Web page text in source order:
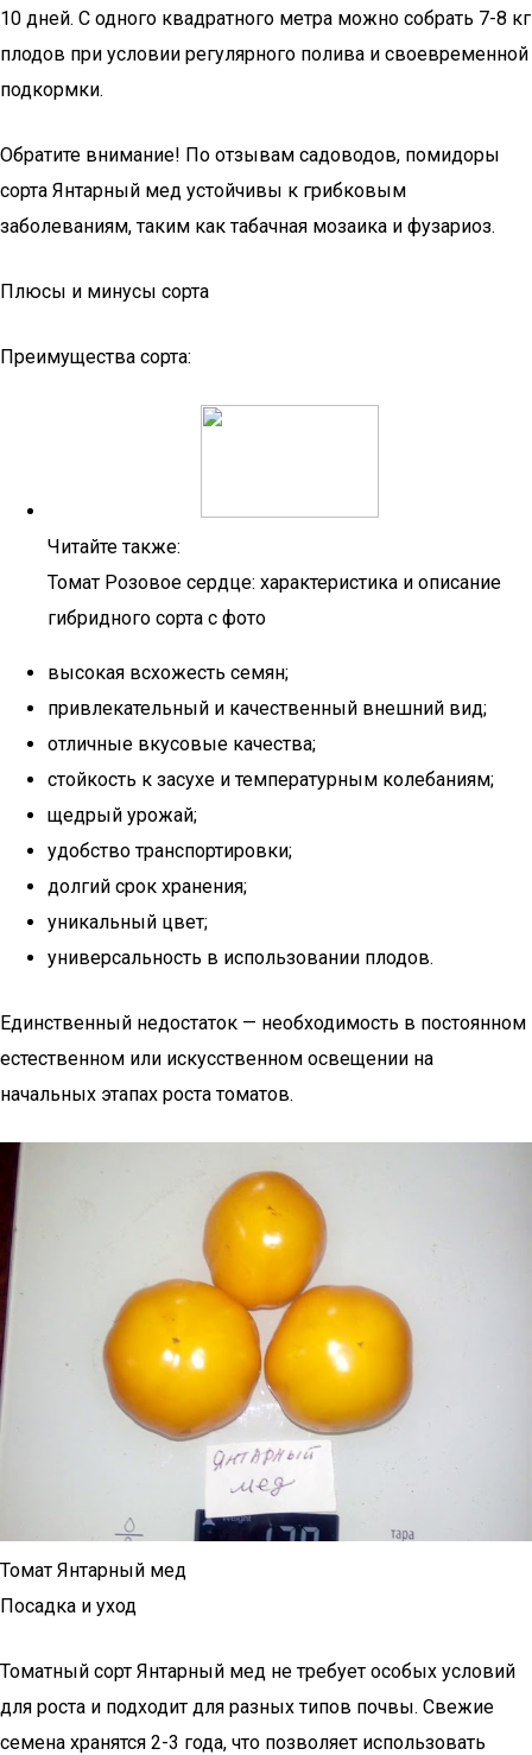
10 дней. С одного квадратного метра можно собрать 7-8 кг
плодов при условии регулярного полива и своевременной
подкормки.
Обратите внимание! По отзывам садоводов, помидоры
сорта Янтарный мед устойчивы к грибковым
заболеваниям, таким как табачная мозаика и фузариоз.
Плюсы и минусы сорта
Преимущества сорта:
Читайте также:
Томат Розовое сердце: характеристика и описание
гибридного сорта с фото
высокая всхожесть семян;
привлекательный и качественный внешний вид;
отличные вкусовые качества;
стойкость к засухе и температурным колебаниям;
щедрый урожай;
удобство транспортировки;
долгий срок хранения;
уникальный цвет;
универсальность в использовании плодов.
Единственный недостаток — необходимость в постоянном
естественном или искусственном освещении на
начальных этапах роста томатов.
Томат Янтарный мед
Посадка и уход
Томатный сорт Янтарный мед не требует особых условий
для роста и подходит для разных типов почвы. Свежие
семена хранятся 2-3 года, что позволяет использовать